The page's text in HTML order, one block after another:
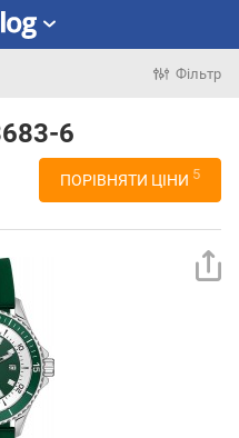
Фільтр
6
ПОРІВНЯТИ ЦІНИ 5